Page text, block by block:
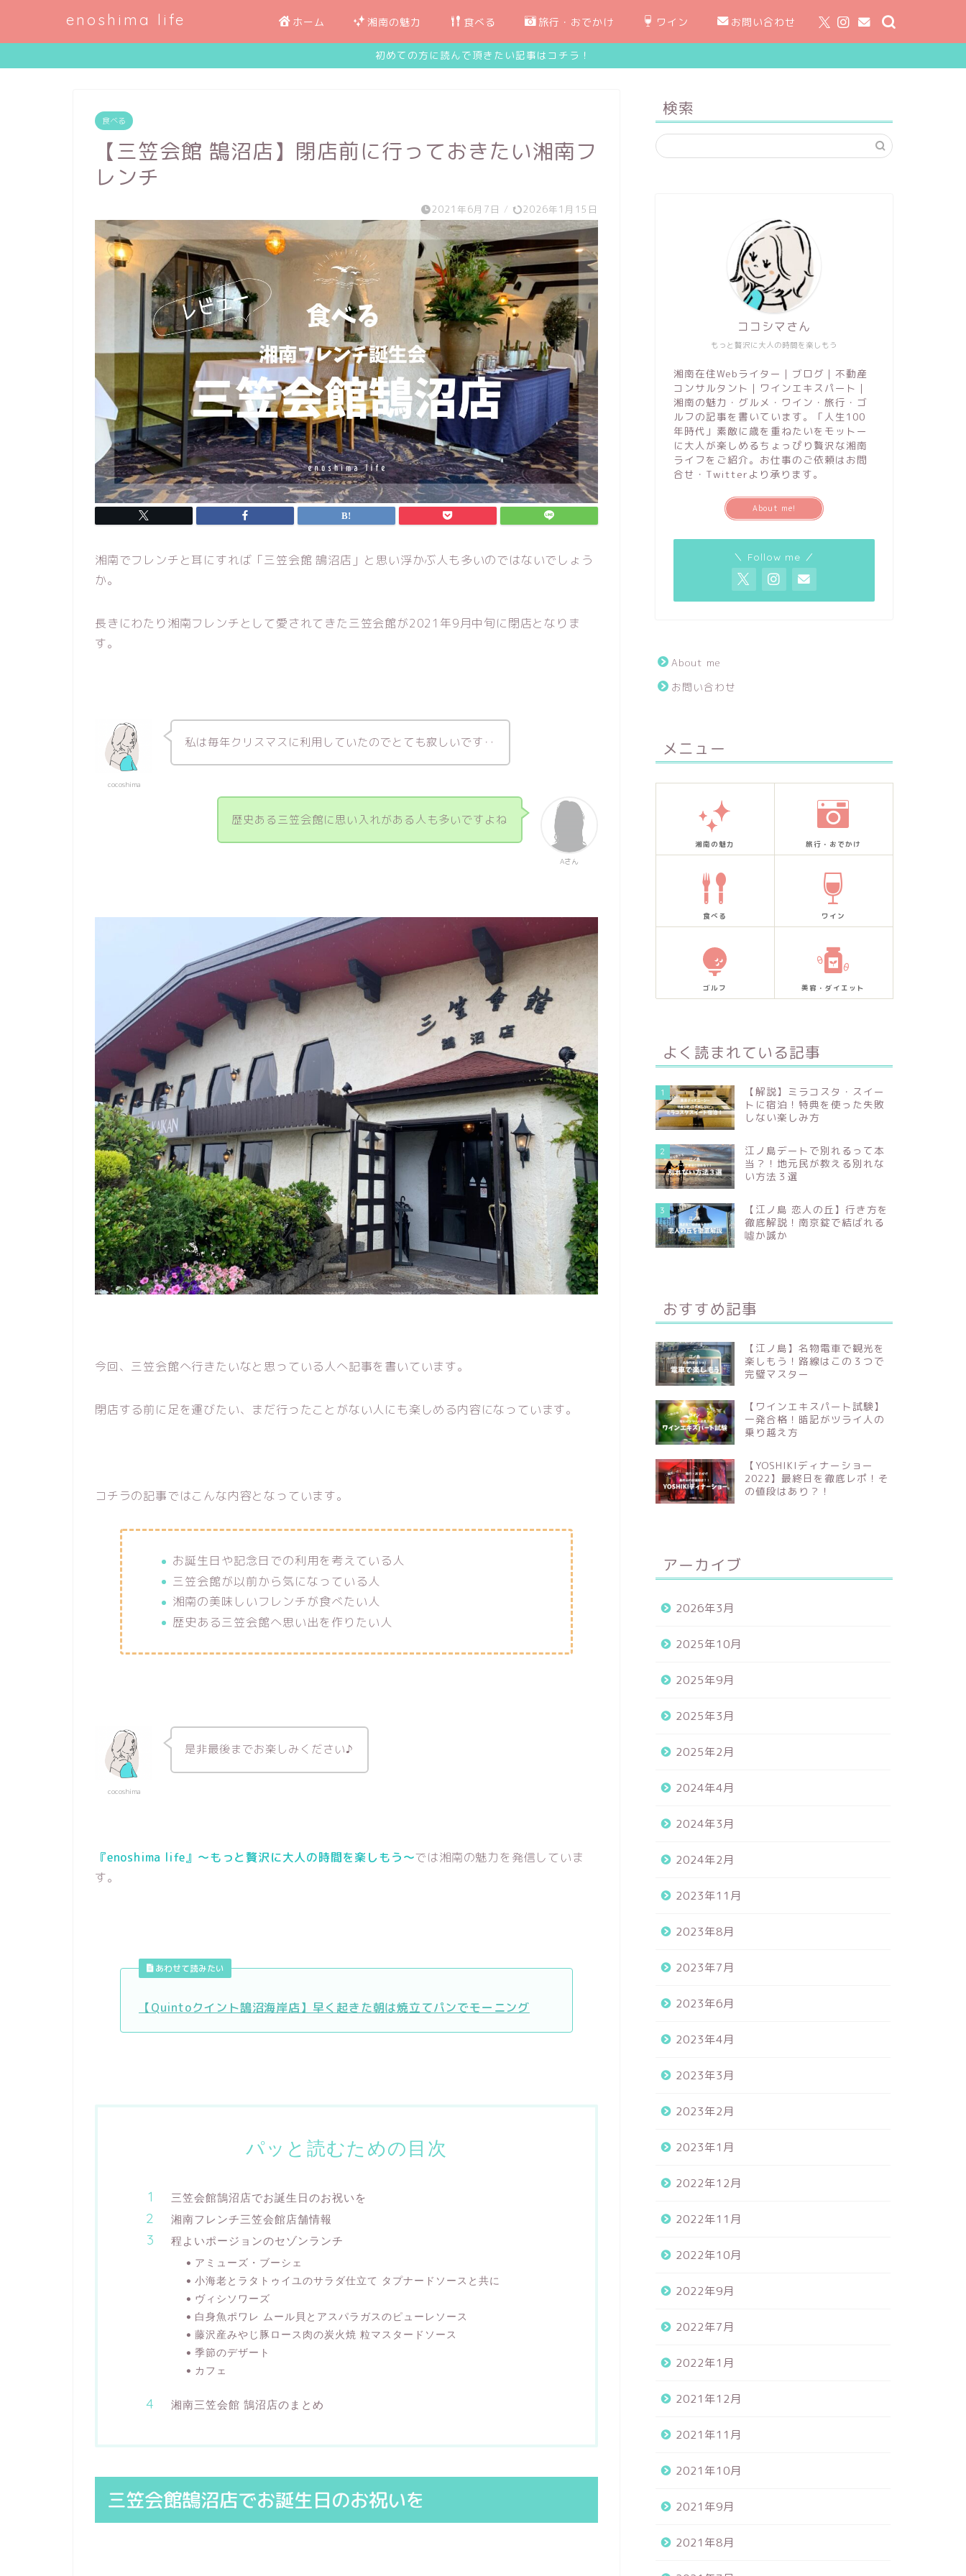
enoshima life ホーム 湘南の魅力 食べる 旅行・おでかけ ワイン お問い合わせ
初めての方に読んで頂きたい記事はコチラ！
食べる
【三笠会館 鵠沼店】閉店前に行っておきたい湘南フ
レンチ
2021年6月7日 / 2026年1月15日
湘南でフレンチと耳にすれば「三笠会館 鵠沼店」と思い浮かぶ人も多いのではないでしょう
か。
長きにわたり湘南フレンチとして愛されてきた三笠会館が2021年9月中旬に閉店となりま
す。
cocoshima
私は毎年クリスマスに利用していたのでとても寂しいです‥
Aさん
歴史ある三笠会館に思い入れがある人も多いですよね
今回、三笠会館へ行きたいなと思っている人へ記事を書いています。
閉店する前に足を運びたい、まだ行ったことがない人にも楽しめる内容になっています。
コチラの記事ではこんな内容となっています。
お誕生日や記念日での利用を考えている人
三笠会館が以前から気になっている人
湘南の美味しいフレンチが食べたい人
歴史ある三笠会館へ思い出を作りたい人
cocoshima
是非最後までお楽しみください♪
『enoshima life』〜もっと贅沢に大人の時間を楽しもう〜では湘南の魅力を発信していま
す。
あわせて読みたい
【Quintoクイント鵠沼海岸店】早く起きた朝は焼立てパンでモーニング
パッと読むための目次
三笠会館鵠沼店でお誕生日のお祝いを
湘南フレンチ三笠会館店舗情報
程よいポージョンのセゾンランチ
アミューズ・ブーシェ
小海老とラタトゥイユのサラダ仕立て タプナードソースと共に
ヴィシソワーズ
白身魚ポワレ ムール貝とアスパラガスのピューレソース
藤沢産みやじ豚ロース肉の炭火焼 粒マスタードソース
季節のデザート
カフェ
湘南三笠会館 鵠沼店のまとめ
三笠会館鵠沼店でお誕生日のお祝いを
検索
もっと贅沢に大人の時間を楽しもう
ココシマさん
湘南在住Webライター｜ブログ｜不動産
コンサルタント｜ワインエキスパート｜
湘南の魅力・グルメ・ワイン・旅行・ゴ
ルフの記事を書いています。「人生100
年時代」素敵に歳を重ねたいをモットー
に大人が楽しめるちょっぴり贅沢な湘南
ライフをご紹介。お仕事のご依頼はお問
合せ・Twitterより承ります。
About me!
＼ Follow me ／
About me
お問い合わせ
メニュー
湘南の魅力 旅行・おでかけ
食べる ワイン
ゴルフ 美容・ダイエット
よく読まれている記事
1
【解説】ミラコスタ・スイー
トに宿泊！特典を使った失敗
しない楽しみ方
2
江ノ島デートで別れるって本
当？！地元民が教える別れな
い方法３選
3
【江ノ島 恋人の丘】行き方を
徹底解説！南京錠で結ばれる
噓か誠か
おすすめ記事
【江ノ島】名物電車で観光を
楽しもう！路線はこの３つで
完璧マスター
【ワインエキスパート試験】
一発合格！暗記がツライ人の
乗り越え方
【YOSHIKIディナーショー
2022】最終日を徹底レポ！そ
の値段はあり？！
アーカイブ
2026年3月
2025年10月
2025年9月
2025年3月
2025年2月
2024年4月
2024年3月
2024年2月
2023年11月
2023年8月
2023年7月
2023年6月
2023年4月
2023年3月
2023年2月
2023年1月
2022年12月
2022年11月
2022年10月
2022年9月
2022年7月
2022年1月
2021年12月
2021年11月
2021年10月
2021年9月
2021年8月